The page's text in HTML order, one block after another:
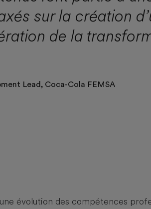
sur la création
de la
Lead, Coca-Cola FEMSA
évolution des compétences